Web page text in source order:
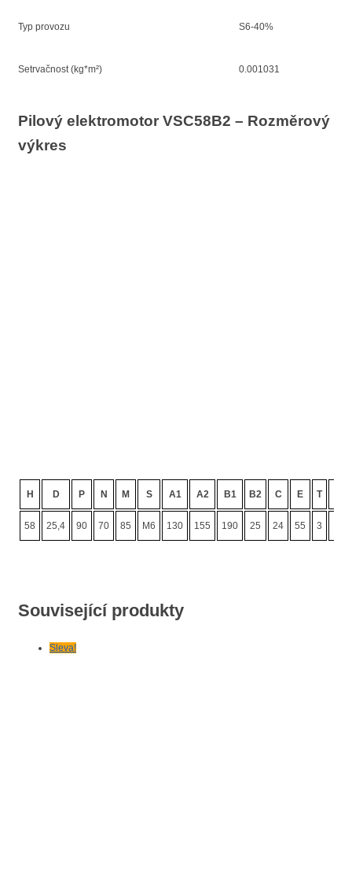
Typ provozu S6-40%
Setrvačnost (kg*m²) 0.001031
Pilový elektromotor VSC58B2 – Rozměrový
výkres
H D P N M S A1 A2 B1 B2 C E T
58 25,4 90 70 85 M6 130 155 190 25 24 55 3
Související produkty
Sleva!